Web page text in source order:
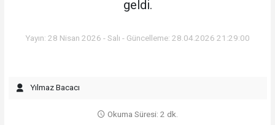
geldi.
Yayın: 28 Nisan 2026 - Salı - Güncelleme: 28.04.2026 21:29:00
Yılmaz Bacacı
Okuma Süresi: 2 dk.